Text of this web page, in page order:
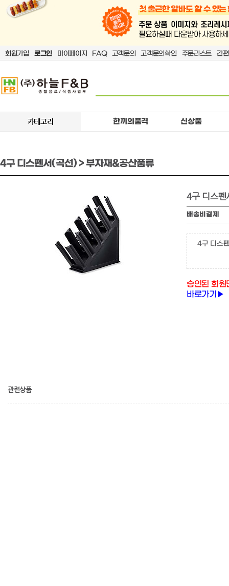
회원가입 로그인 마이페이지 FAQ 고객문의 고객문의확인 주문리스트 간
카테고리 한끼의품격 신상품
4구 디스펜서(곡선) > 부자재&공산품류
4구 디스
배송비결제
4구 디스
승인된 회원
바로가기▶
관련상품